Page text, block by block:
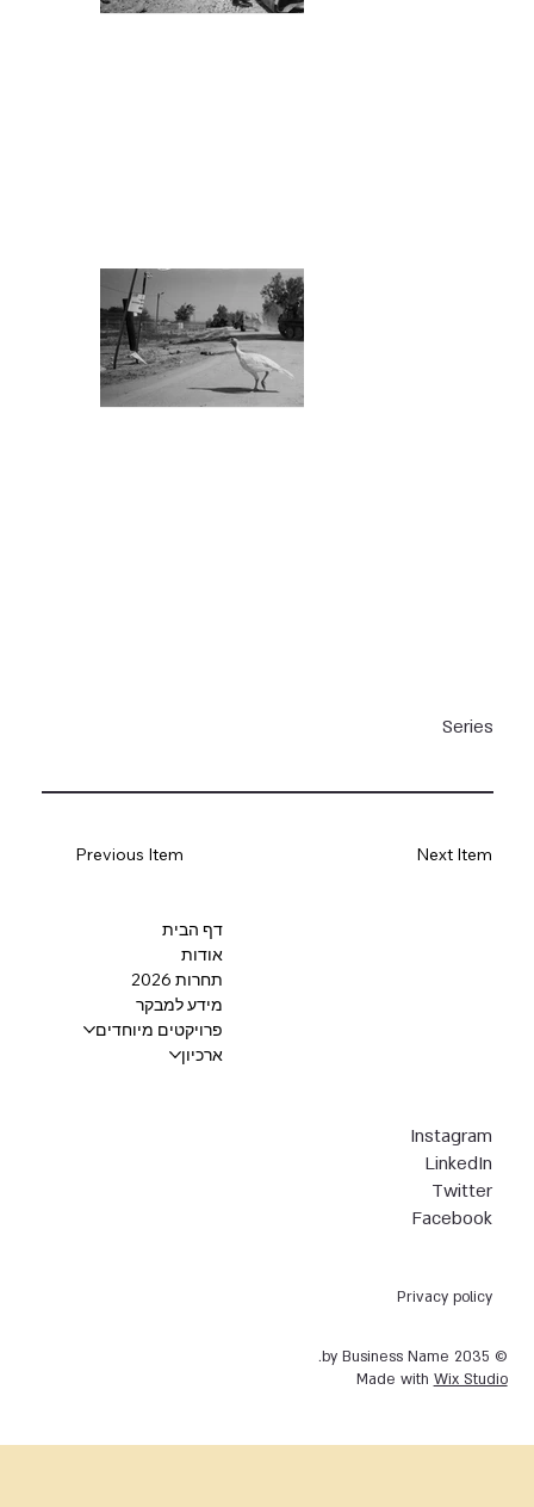
Series
Next Item
Previous Item
Privacy policy
© 2035 by Business Name.
Made with Wix Studio
Instagram
LinkedIn
Twitter
Facebook
דף הבית
אודות
תחרות 2026
מידע למבקר
פרויקטים מיוחדים
ארכיון